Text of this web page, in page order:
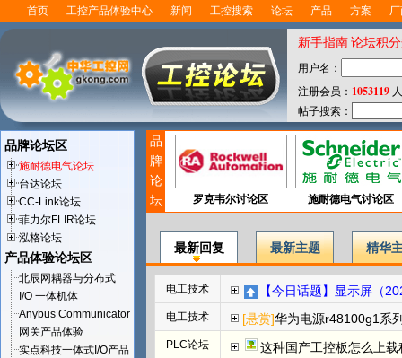
首页 工控产品体验中心 新闻 工控搜索 论坛 产品 方案
新手指南论坛积
用户名：
注册会员： 1053119
帖子搜索：
品牌论坛区
施耐德电气论坛
台达论坛
CC-Link论坛
菲力尔FLIR论坛
泓格论坛
产品体验论坛区
北辰网耦器与分布式
I/O 一体机体
Anybus Communicator
网关产品体验
实点科技一体式I/O产品
品
牌
论
坛
罗克韦尔讨论区 施耐德电气讨论区
最新回复 最新主题 精华
电工技术 【今日话题】显示屏（
电工技术 [悬赏]华为电源r48100g1系
PLC论坛 这种国产工控板怎么上